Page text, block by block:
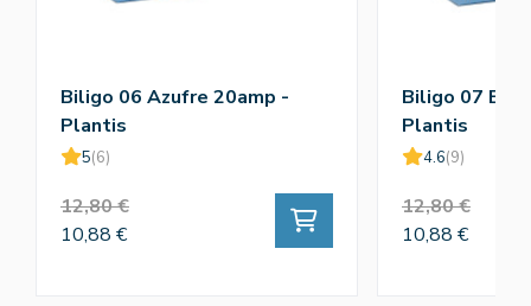
Biligo 06 Azufre 20amp -
Plantis
5(6)
12,80 €
10,88 €
Biligo 07
Plantis
4.6(9)
12,80 €
10,88 €